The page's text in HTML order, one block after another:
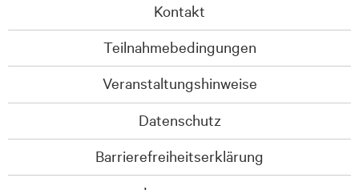
Kontakt
Teilnahmebedingungen
Veranstaltungshinweise
Datenschutz
Barrierefreiheitserklärung